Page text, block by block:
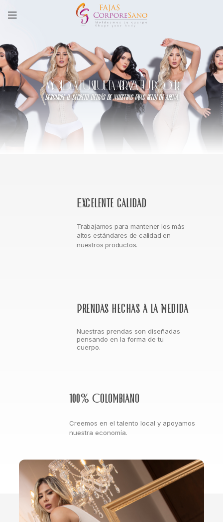
MOLDEA TU SILUETA, ABRAZA TU PODER
descubre el secreto detrás de nuestras fajas reloj de arena.
Excelente calidad
Trabajamos para mantener los más
altos estándares de calidad en
nuestros productos.
Prendas hechas a la medida
Nuestras prendas son diseñadas
pensando en la forma de tu
cuerpo.
100% Colombiano
Creemos en el talento local y apoyamos
nuestra economía.